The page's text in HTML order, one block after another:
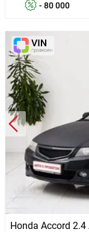
- 80 000
Honda Accord 2.4